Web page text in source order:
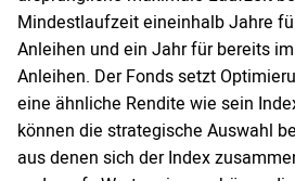
Mindestlaufzeit eineinhalb Jahre
Anleihen und ein Jahr für bereits
Anleihen. Der Fonds setzt
eine ähnliche Rendite wie sein
können die strategische Auswahl
aus denen sich der Index